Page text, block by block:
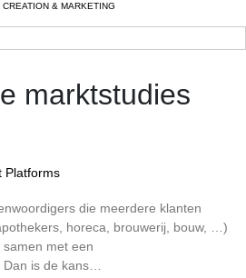
CREATION & MARKETING
marktstudies
Platforms
die meerdere klanten
horeca, brouwerij, bouw, …)
met een
is de kans…